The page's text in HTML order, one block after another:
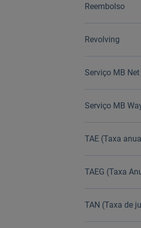
Reembolso
Revolving
Serviço MB Net
Serviço MB
TAE (Taxa
TAEG (Taxa
TAN (Taxa de